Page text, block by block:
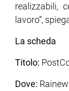
realizzabili,
lavoro”,
La scheda
Titolo:
Dove: